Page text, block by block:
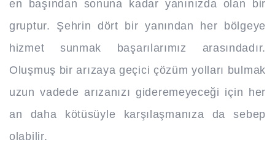
en başından sonuna kadar yanınızda olan bir
gruptur. Şehrin dört bir yanından her bölgeye
hizmet sunmak başarılarımız arasındadır.
Oluşmuş bir arızaya geçici çözüm yolları bulmak
uzun vadede arızanızı gideremeyeceği için her
an daha kötüsüyle karşılaşmanıza da sebep
olabilir.